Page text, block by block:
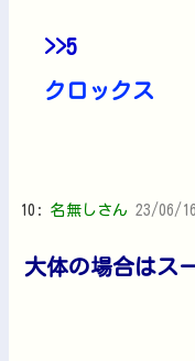
>>5
クロックス
10: 名無しさん 23/06/
大体の場合はス